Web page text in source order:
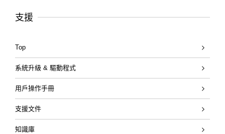
支援
Top
系統升級 & 驅動程式
用戶操作手冊
支援文件
知識庫